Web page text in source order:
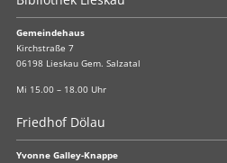
Gemeindehaus
Kirchstraße 7
06198 Lieskau Gem. Salzatal
Mi 15.00 – 18.00 Uhr
Friedhof Dölau
Yvonne Galley-Knappe